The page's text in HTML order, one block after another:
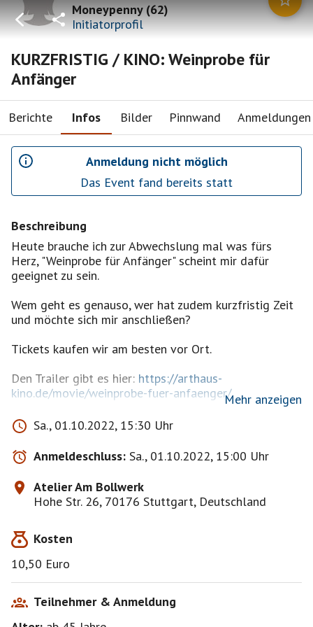
Moneypenny(62)
Initiatorprofil
KURZFRISTIG / KINO: Weinprobe für
Anfänger
Berichte Infos Bilder Pinnwand Anmeldungen
Anmeldung nicht möglich
Das Event fand bereits statt
Beschreibung
Heute brauche ich zur Abwechslung mal was fürs
Herz, "Weinprobe für Anfänger" scheint mir dafür
geeignet zu sein.
Wem geht es genauso, wer hat zudem kurzfristig Zeit
und möchte sich mir anschließen?
Tickets kaufen wir am besten vor Ort.
Den Trailer gibt es hier: https://arthaus-
kino.de/movie/weinprobe-fuer-anfaenger/
*********************************************************************
*******************************
Zum Inhalt:
Der geschiedene Jacques (Bernard Campan), ein
ruppiger Typ, betreibt allein einen kleinen
Weinkeller, der kurz vor dem Bankrott steht.
gemeinnützige Zwecke engagiert und entschlossen
Tages seinen Laden und beschließt, sich für einen
Weinverkostungs-Workshop anzumelden.
Mehr anzeigen
Sa., 01.10.2022, 15:30 Uhr
Anmeldeschluss: Sa., 01.10.2022, 15:00 Uhr
Atelier Am Bollwerk
Hohe Str. 26, 70176 Stuttgart, Deutschland
Kosten
10,50 Euro
Teilnehmer & Anmeldung